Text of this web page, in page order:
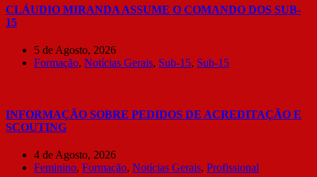
CLÁUDIO MIRANDA ASSUME O COMANDO DOS SUB-
15
5 de Agosto, 2026
Formação, Notícias Gerais, Sub-15, Sub-15
INFORMAÇÃO SOBRE PEDIDOS DE ACREDITAÇÃO E
SCOUTING
4 de Agosto, 2026
Feminino, Formação, Notícias Gerais, Profissional